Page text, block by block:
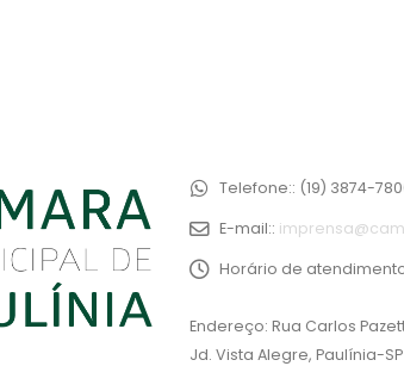
Telefone:: (19) 3874-
E-mail::
Horário de
Endereço: Rua Carlos
Jd. Vista Alegre, Paulínia-SP